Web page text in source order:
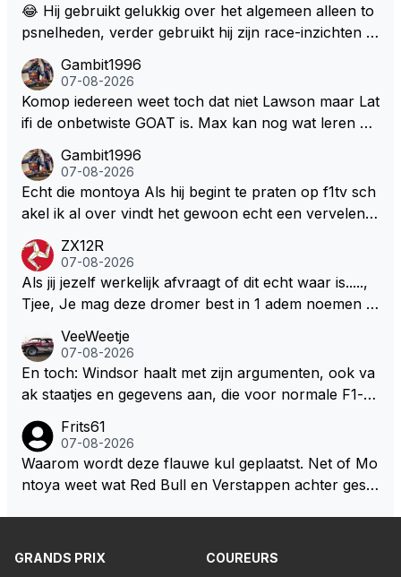
😂 Hij gebruikt gelukkig over het algemeen alleen to
psnelheden, verder gebruikt hij zijn race-inzichten q
een bocht zegt helemaal niets, dus wat dat betreft h
eeft hij sowieso gelijk 😂.
Gambit1996
07-08-2026
Komop iedereen weet toch dat niet Lawson maar Lat
ifi de onbetwiste GOAT is. Max kan nog wat leren va
milton, hahahaha. Latifi pakt ze allemaal met de oge
n dicht met als onbetwiste nummer 2 of GOATINES
S Lawson natuurlijk 😂😂😂😂😂
Gambit1996
07-08-2026
Echt die montoya Als hij begint te praten op f1tv sch
akel ik al over vindt het gewoon echt een vervelend
weet 🤮🤮
ZX12R
07-08-2026
Als jij jezelf werkelijk afvraagt of dit echt waar is.....,
Tjee, Je mag deze dromer best in 1 adem noemen m
aar voordragen uit eigen geest. Kan mij voorstellen d
at je het leuk vindt sprookjes te luisteren maar heb jij
jezelf dan ook wel eens afgevraagd of de dappere b
ze wolff gesneden heeft?
VeeWeetje
07-08-2026
En toch: Windsor haalt met zijn argumenten, ook va
ak staatjes en gegevens aan, die voor normale F1-fa
okies made of your own dough" 🤣
Frits61
07-08-2026
Waarom wordt deze flauwe kul geplaatst. Net of Mo
ntoya weet wat Red Bull en Verstappen achter geslo
GRANDS PRIX
COUREURS